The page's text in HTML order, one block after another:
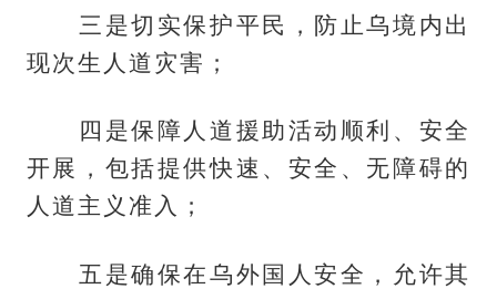
三是切实保护平民，防止乌境内出
现次生人道灾害；
四是保障人道援助活动顺利、安全
开展，包括提供快速、安全、无障碍的
人道主义准入；
五是确保在乌外国人安全，允许其